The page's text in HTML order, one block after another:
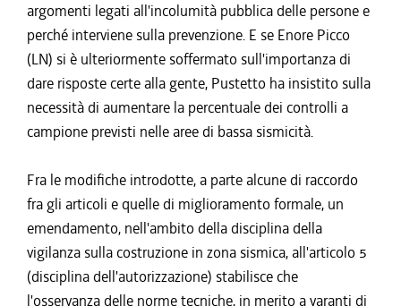
argomenti legati all'incolumità pubblica delle persone e
perché interviene sulla prevenzione. E se Enore Picco
(LN) si è ulteriormente soffermato sull'importanza di
dare risposte certe alla gente, Pustetto ha insistito sulla
necessità di aumentare la percentuale dei controlli a
campione previsti nelle aree di bassa sismicità.
Fra le modifiche introdotte, a parte alcune di raccordo
fra gli articoli e quelle di miglioramento formale, un
emendamento, nell'ambito della disciplina della
vigilanza sulla costruzione in zona sismica, all'articolo 5
(disciplina dell'autorizzazione) stabilisce che
l'osservanza delle norme tecniche, in merito a varanti di